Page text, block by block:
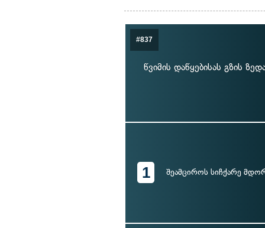
#837
წვიმის დაწყებისას გზის
1 შეამციროს სიჩქარე